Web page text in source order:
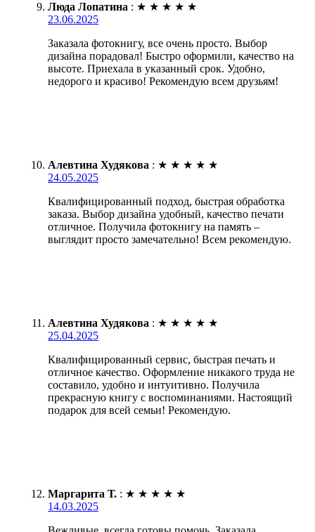
Люда Лопатина : ★ ★ ★ ★ ★
23.06.2025
Заказала фотокнигу, все очень просто. Выбор
дизайна порадовал! Быстро оформили, качество на
высоте. Приехала в указанный срок. Удобно,
недорого и красиво! Рекомендую всем друзьям!
Алевтина Худякова : ★ ★ ★ ★ ★
24.05.2025
Квалифицированный подход, быстрая обработка
заказа. Выбор дизайна удобный, качество печати
отличное. Получила фотокнигу на память –
выглядит просто замечательно! Всем рекомендую.
Алевтина Худякова : ★ ★ ★ ★ ★
25.04.2025
Квалифицированный сервис, быстрая печать и
отличное качество. Оформление никакого труда не
составило, удобно и интуитивно. Получила
прекрасную книгу с воспоминаниями. Настоящий
подарок для всей семьи! Рекомендую.
Маргарита Т. : ★ ★ ★ ★ ★
14.03.2025